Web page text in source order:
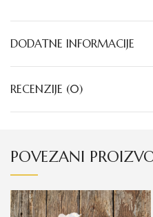
DODATNE INFORMACIJE
RECENZIJE (0)
POVEZANI